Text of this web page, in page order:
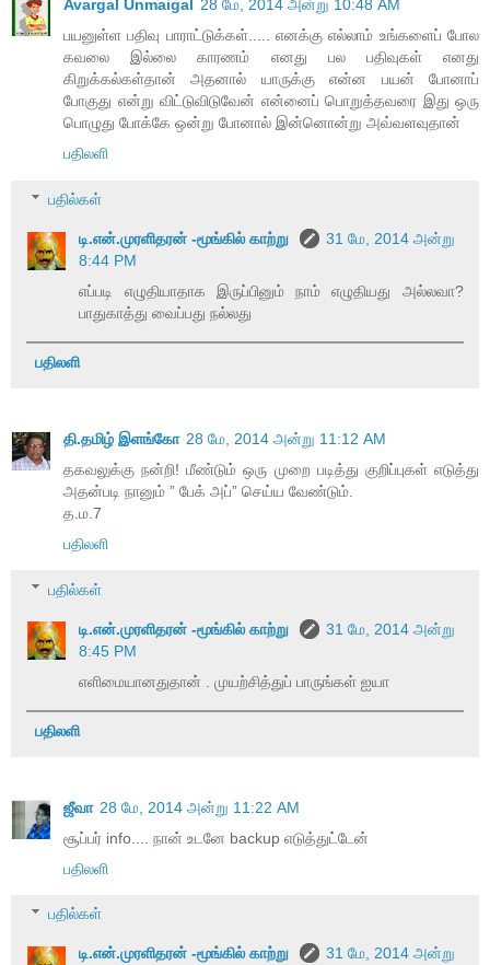
Avargal Unmaigal 28 மே, 2014 அன்று 10:48 AM
பயனுள்ள பதிவு பாராட்டுக்கள்..... எனக்கு எல்லாம் உங்களைப் போல
கவலை இல்லை காரணம் எனது பல பதிவுகள் எனது
கிறுக்கல்கள்தான் அதனால் யாருக்கு என்ன பயன் போனாப்
போகுது என்று விட்டுவிடுவேன் என்னைப் பொறுத்தவரை இது ஒரு
பொழுது போக்கே ஒன்று போனால் இன்னொன்று அவ்வளவுதான்
பதிலளி
பதில்கள்
டி.என்.முரளிதரன் -மூங்கில் காற்று
31 மே, 2014 அன்று
8:44 PM
எப்படி எழுதியாதாக இருப்பினும் நாம் எழுதியது அல்லவா?
பாதுகாத்து வைப்பது நல்லது
பதிலளி
தி.தமிழ் இளங்கோ 28 மே, 2014 அன்று 11:12 AM
தகவலுக்கு நன்றி! மீண்டும் ஒரு முறை படித்து குறிப்புகள் எடுத்து
அதன்படி நானும் ” பேக் அப்” செய்ய வேண்டும்.
த.ம.7
பதிலளி
பதில்கள்
டி.என்.முரளிதரன் -மூங்கில் காற்று
31 மே, 2014 அன்று
8:45 PM
எளிமையானதுதான் . முயற்சித்துப் பாருங்கள் ஐயா
பதிலளி
ஜீவா 28 மே, 2014 அன்று 11:22 AM
சூப்பர் info.... நான் உடனே backup எடுத்துட்டேன்
பதிலளி
பதில்கள்
டி.என்.முரளிதரன் -மூங்கில் காற்று
31 மே, 2014 அன்று